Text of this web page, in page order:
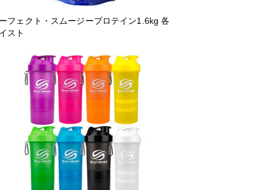
フェクト・スムージープロテイン1.6kg 各
スト